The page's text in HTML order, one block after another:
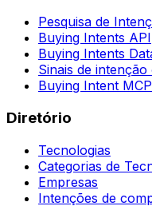
Pesquisa de
Buying Intents API
Buying Intents
Sinais de
Buying Intent MCP
Diretório
Tecnologias
Categorias de
Empresas
Intenções de